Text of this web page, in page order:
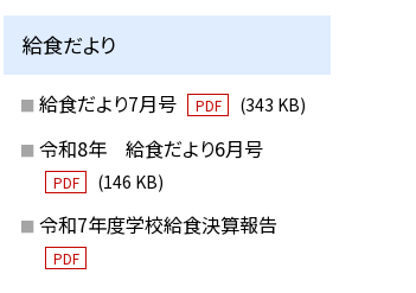
給食だより
給食だより7月号 PDF (343 KB)
令和8年 給食だより6月号
PDF (146 KB)
令和7年度学校給食決算報告
PDF